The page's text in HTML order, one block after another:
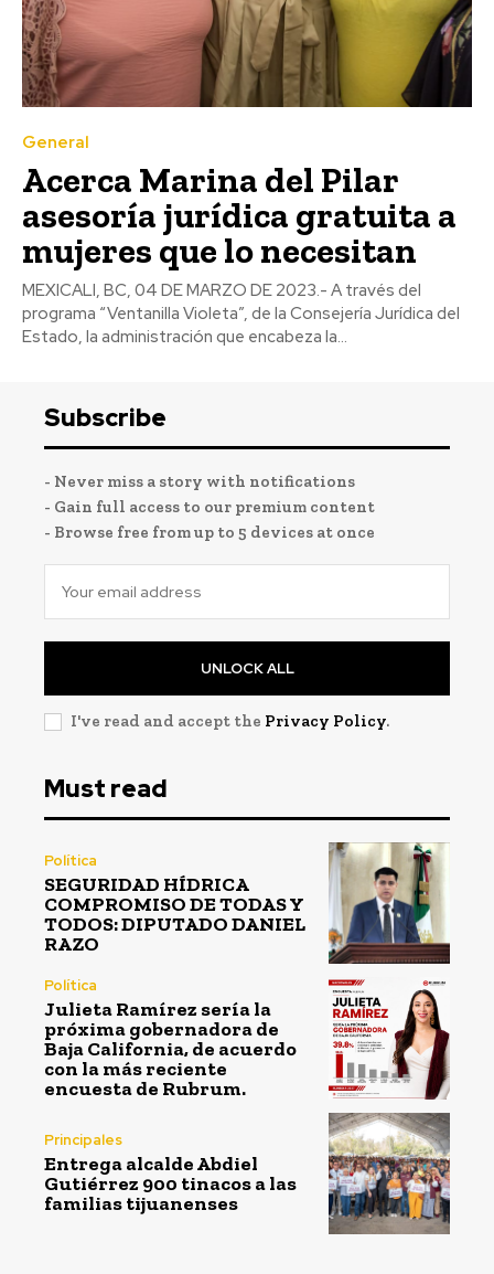
General
Acerca Marina del Pilar
asesoría jurídica gratuita a
mujeres que lo necesitan
MEXICALI, BC, 04 DE MARZO DE 2023.- A través del
programa “Ventanilla Violeta”, de la Consejería Jurídica del
Estado, la administración que encabeza la...
Subscribe
- Never miss a story with notifications
- Gain full access to our premium content
- Browse free from up to 5 devices at once
UNLOCK ALL
I've read and accept the Privacy Policy.
Must read
Política
SEGURIDAD HÍDRICA
COMPROMISO DE TODAS Y
TODOS: DIPUTADO DANIEL
RAZO
Política
Julieta Ramírez sería la
próxima gobernadora de
Baja California, de acuerdo
con la más reciente
encuesta de Rubrum.
Principales
Entrega alcalde Abdiel
Gutiérrez 900 tinacos a las
familias tijuanenses